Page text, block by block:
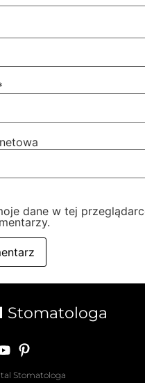
dane w tej
Stomatologa
Stomatologa